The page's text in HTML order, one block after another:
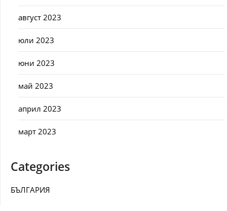
август 2023
юли 2023
юни 2023
май 2023
април 2023
март 2023
Categories
БЪЛГАРИЯ